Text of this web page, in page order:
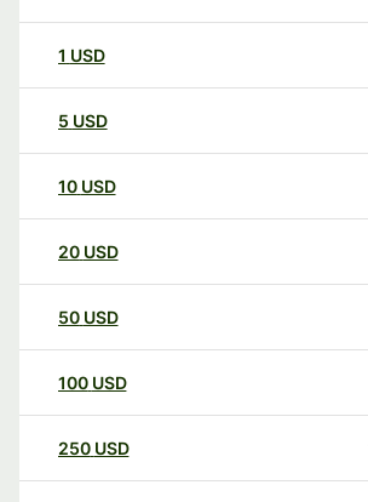
1 USD
5 USD
10 USD
20 USD
50 USD
100 USD
250 USD